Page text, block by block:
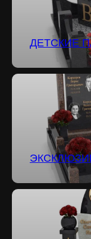
ДЕТСКИЕ